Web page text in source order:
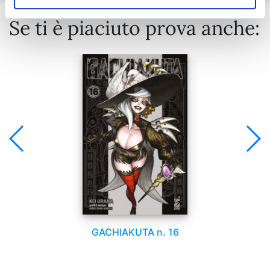
Se ti è piaciuto prova anche:
GACHIAKUTA n. 16